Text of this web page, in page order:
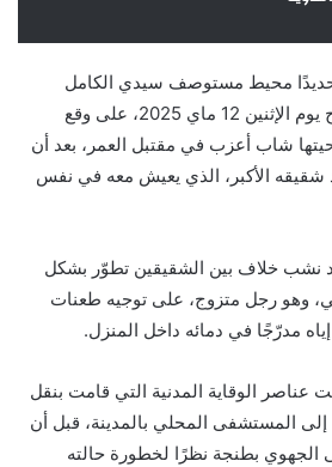
محيط مستوصف سيدي الكامل
بمدينة القصر الكبير، صباح يوم الإثنين 12 ماي 2025، على وقع
شاب أعزب في مقتبل العمر، بعد أن
شقيقه الأكبر، الذي يعيش معه في نفس
نشب خلاف بين الشقيقين تطوّر بشكل
وهو رجل متزوج، على توجيه طعنات
إياه مدرّجًا في دمائه داخل المنزل.
عناصر الوقاية المدنية التي قامت بنقل
المستشفى المحلي بالمدينة، قبل أن
الجهوي بطنجة نظرًا لخطورة حالته